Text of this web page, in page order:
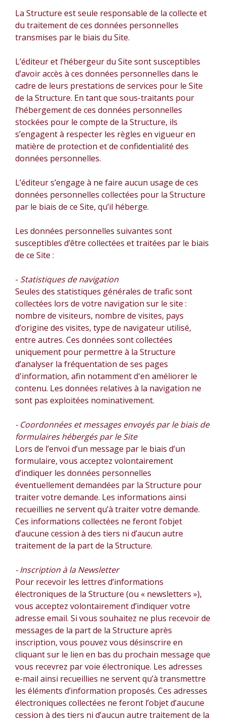
La Structure est seule responsable de la collecte et
du traitement de ces données personnelles
transmises par le biais du Site.
L’éditeur et l’hébergeur du Site sont susceptibles
d’avoir accès à ces données personnelles dans le
cadre de leurs prestations de services pour le Site
de la Structure. En tant que sous-traitants pour
l’hébergement de ces données personnelles
stockées pour le compte de la Structure, ils
s’engagent à respecter les règles en vigueur en
matière de protection et de confidentialité des
données personnelles.
L’éditeur s’engage à ne faire aucun usage de ces
données personnelles collectées pour la Structure
par le biais de ce Site, qu’il héberge.
Les données personnelles suivantes sont
susceptibles d’être collectées et traitées par le biais
de ce Site :
- Statistiques de navigation
Seules des statistiques générales de trafic sont
collectées lors de votre navigation sur le site :
nombre de visiteurs, nombre de visites, pays
d’origine des visites, type de navigateur utilisé,
entre autres. Ces données sont collectées
uniquement pour permettre à la Structure
d’analyser la fréquentation de ses pages
d'information, afin notamment d'en améliorer le
contenu. Les données relatives à la navigation ne
sont pas exploitées nominativement.
- Coordonnées et messages envoyés par le biais de
formulaires hébergés par le Site
Lors de l’envoi d’un message par le biais d’un
formulaire, vous acceptez volontairement
d’indiquer les données personnelles
éventuellement demandées par la Structure pour
traiter votre demande. Les informations ainsi
recueillies ne servent qu’à traiter votre demande.
Ces informations collectées ne feront l’objet
d’aucune cession à des tiers ni d’aucun autre
traitement de la part de la Structure.
- Inscription à la Newsletter
Pour recevoir les lettres d’informations
électroniques de la Structure (ou « newsletters »),
vous acceptez volontairement d’indiquer votre
adresse email. Si vous souhaitez ne plus recevoir de
messages de la part de la Structure après
inscription, vous pouvez vous désinscrire en
cliquant sur le lien en bas du prochain message que
vous recevrez par voie électronique. Les adresses
e-mail ainsi recueillies ne servent qu’à transmettre
les éléments d’information proposés. Ces adresses
électroniques collectées ne feront l’objet d’aucune
cession à des tiers ni d’aucun autre traitement de la